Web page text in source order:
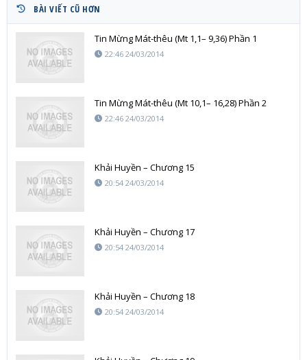
BÀI VIẾT CŨ HƠN
Tin Mừng Mát-thêu (Mt 1,1– 9,36) Phần 1
22:46 24/03/2014
Tin Mừng Mát-thêu (Mt 10,1– 16,28) Phần 2
22:46 24/03/2014
Khải Huyền – Chương 15
20:54 24/03/2014
Khải Huyền – Chương 17
20:54 24/03/2014
Khải Huyền – Chương 18
20:54 24/03/2014